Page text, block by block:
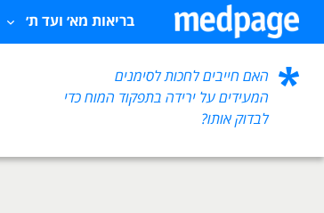
בריאות מא׳ ועד ת׳
האם חייבים לחכות לסימנים
המעידים על ירידה בתפקוד המוח כדי
לבדוק אותו?